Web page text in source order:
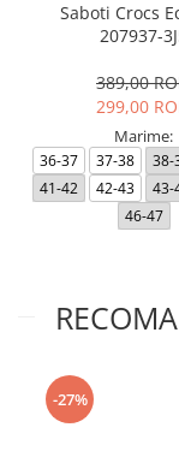
Saboti Crocs
207937-
389,00
299,00
Marime:
36-37 37-38 38-
41-42
42-43 43-
46-47
-27%